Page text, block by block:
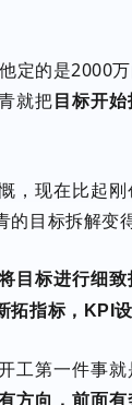
定的是2000
就把 目标开
，现在比起
目标拆解变
目标进行细
拓指标，KPI设
工第一件事
方向，前面有